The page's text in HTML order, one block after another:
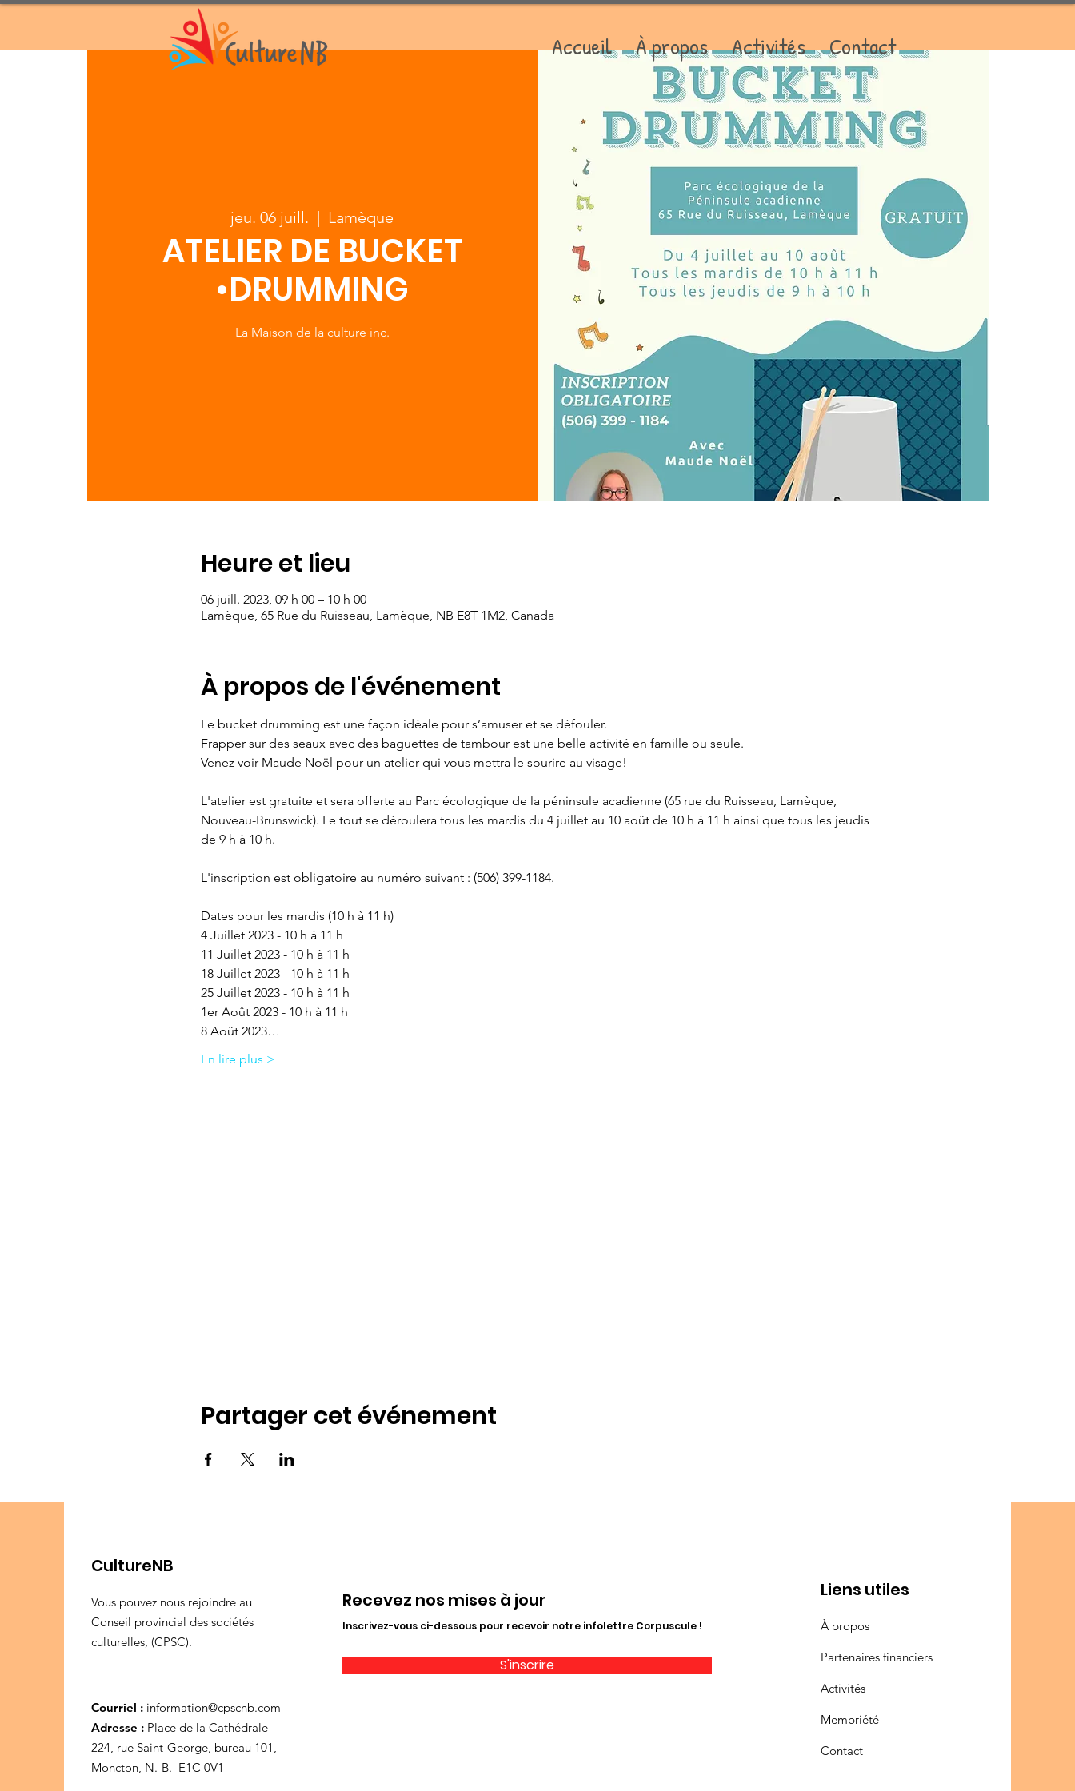
Accueil À propos Activités Contact
jeu. 06 juill.
  |
Lamèque
ATELIER DE BUCKET
•DRUMMING
La Maison de la culture inc.
Heure et lieu
06 juill. 2023, 09 h 00 – 10 h 00
Lamèque, 65 Rue du Ruisseau, Lamèque, NB E8T 1M2, Canada
À propos de l'événement
Le bucket drumming est une façon idéale pour s’amuser et se défouler.
Frapper sur des seaux avec des baguettes de tambour est une belle activité en famille ou seule.
Venez voir Maude Noël pour un atelier qui vous mettra le sourire au visage!
L'atelier est gratuite et sera offerte au Parc écologique de la péninsule acadienne (65 rue du Ruisseau, Lamèque,
Nouveau-Brunswick). Le tout se déroulera tous les mardis du 4 juillet au 10 août de 10 h à 11 h ainsi que tous les jeudis
de 9 h à 10 h.
L'inscription est obligatoire au numéro suivant : (506) 399-1184.
Dates pour les mardis (10 h à 11 h)
4 Juillet 2023 - 10 h à 11 h
11 Juillet 2023 - 10 h à 11 h
18 Juillet 2023 - 10 h à 11 h
25 Juillet 2023 - 10 h à 11 h
1er Août 2023 - 10 h à 11 h
8 Août 2023…
En lire plus >
Partager cet événement
CultureNB
Vous pouvez nous rejoindre au
Conseil provincial des sociétés
culturelles, (CPSC).
Courriel : information@cpscnb.com
Adresse : Place de la Cathédrale
224, rue Saint-George, bureau 101,
Moncton, N.-B. E1C 0V1
Recevez nos mises à jour
Inscrivez-vous ci-dessous pour recevoir notre infolettre Corpuscule !
S'inscrire
Liens utiles
À propos
Partenaires financiers
Activités
Membriété
Contact